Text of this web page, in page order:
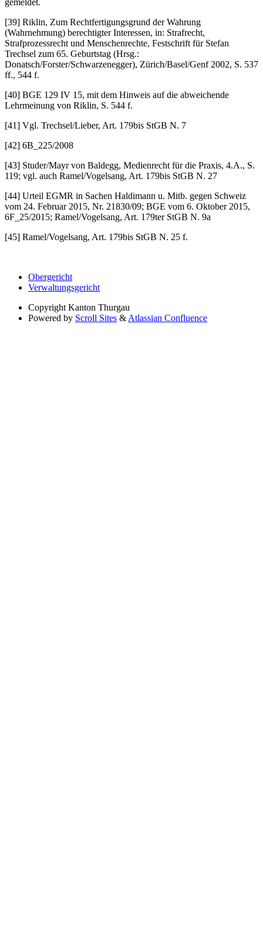
gemeldet.
[39] Riklin, Zum Rechtfertigungsgrund der Wahrung
(Wahrnehmung) berechtigter Interessen, in: Strafrecht,
Strafprozessrecht und Menschenrechte, Festschrift für Stefan
Trechsel zum 65. Geburtstag (Hrsg.:
Donatsch/Forster/Schwarzenegger), Zürich/Basel/Genf 2002, S. 537
ff., 544 f.
[40] BGE 129 IV 15, mit dem Hinweis auf die abweichende
Lehrmeinung von Riklin, S. 544 f.
[41] Vgl. Trechsel/Lieber, Art. 179bis StGB N. 7
[42] 6B_225/2008
[43] Studer/Mayr von Baldegg, Medienrecht für die Praxis, 4.A., S.
119; vgl. auch Ramel/Vogelsang, Art. 179bis StGB N. 27
[44] Urteil EGMR in Sachen Haldimann u. Mitb. gegen Schweiz
vom 24. Februar 2015, Nr. 21830/09; BGE vom 6. Oktober 2015,
6F_25/2015; Ramel/Vogelsang, Art. 179ter StGB N. 9a
[45] Ramel/Vogelsang, Art. 179bis StGB N. 25 f.
Obergericht
Verwaltungsgericht
Copyright Kanton Thurgau
Powered by Scroll Sites &Atlassian Confluence